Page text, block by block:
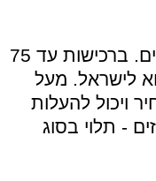
זה אחד הנושאים שהכי מבלבלים. ברכישות עד 75
לישראל. מעל
ויכול להעלות
- תלוי בסוג